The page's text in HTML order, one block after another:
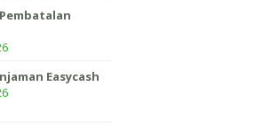
Easycash